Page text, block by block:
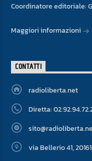
Coordinatore editoriale:
Maggiori informazioni
CONTATTI
radioliberta.net
Diretta:
via Bellerio 41,